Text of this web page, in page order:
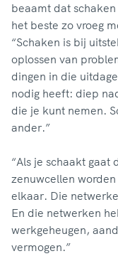
beaamt dat
het beste zo vroeg
“Schaken is bij
oplossen van
dingen in die
nodig heeft: diep
die je kunt nemen.
ander.”
“Als je schaakt gaat
zenuwcellen
elkaar. Die
En die netwerken
werkgeheugen,
vermogen.”